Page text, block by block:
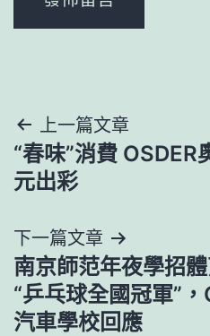
文
章
覽
上一篇文章
“春味”消費
元出彩
下一篇文章
南京師范年夜學招
“乒乓球全國冠軍”
汽車學校回應